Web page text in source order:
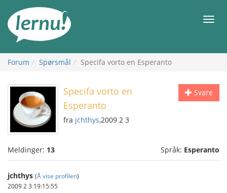
innholdet
Meny
Forum Spørsmål Specifa vorto en Esperanto
Svare
Specifa vorto en
Esperanto
fra jchthys,2009 2 3
Meldinger: 13 Språk: Esperanto
jchthys (Å vise profilen)
2009 2 3 19:15:55